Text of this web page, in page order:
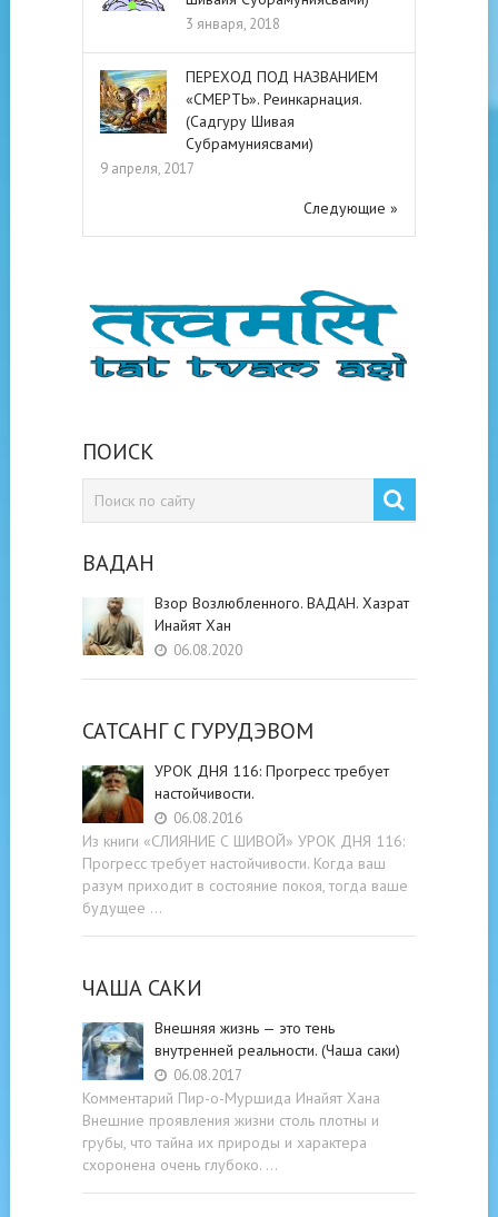
3 января, 2018
ПЕРЕХОД ПОД НАЗВАНИЕМ
«СМЕРТЬ». Реинкарнация.
(Садгуру Шивая
Субрамуниясвами)
9 апреля, 2017
Следующие »
ПОИСК
ВАДАН
Взор Возлюбленного. ВАДАН. Хазрат
Инайят Хан
06.08.2020
САТСАНГ C ГУРУДЭВОМ
УРОК ДНЯ 116: Прогресс требует
настойчивости.
06.08.2016
Из книги «СЛИЯНИЕ С ШИВОЙ» УРОК ДНЯ 116:
Прогресс требует настойчивости. Когда ваш
разум приходит в состояние покоя, тогда ваше
будущее …
ЧАША САКИ
Внешняя жизнь — это тень
внутренней реальности. (Чаша саки)
06.08.2017
Комментарий Пир-о-Муршида Инайят Хана
Внешние проявления жизни столь плотны и
грубы, что тайна их природы и характера
схоронена очень глубоко. …